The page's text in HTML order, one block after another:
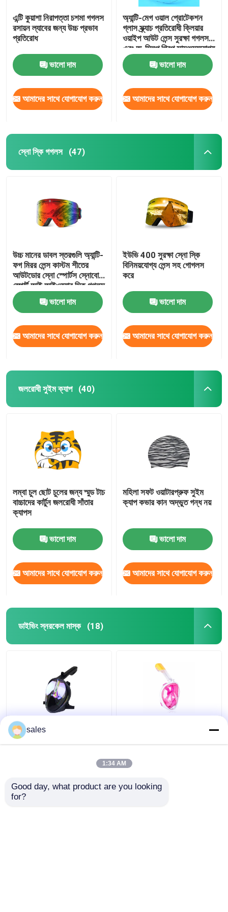
এন্টি কুয়াশা নিরাপত্তা চশমা গগলস
রসায়ন ল্যাবের জন্য উচ্চ প্রভাব
প্রতিরোধ
ভালো দাম
আমাদের সাথে যোগাযোগ করুন
অ্যান্টি-মেগ ওয়াল প্রোটেকশন
গ্লাস স্ক্র্যাচ প্রতিরোধী ক্লিয়ার
ওয়াইপ আউট লেন্স সুরক্ষা গগলস
এবং অ-স্লিপ গ্রিপ সামঞ্জস্যযোগ্য
মন্দির ল্যাব গগলস
ভালো দাম
আমাদের সাথে যোগাযোগ করুন
স্নো স্কি গগলস (47)
উচ্চ মানের ডাবল স্তরগুলি অ্যান্টি-
ফগ মিরর লেন্স কাস্টম শীতের
আউটডোর স্নো স্পোর্টস স্নোবোর্ড
স্পোর্ট আই আইওয়্যার স্কি গগলস
ভালো দাম
আমাদের সাথে যোগাযোগ করুন
ইউভি 400 সুরক্ষা স্নো স্কি
বিনিময়যোগ্য লেন্স সহ গোগলস
করে
ভালো দাম
আমাদের সাথে যোগাযোগ করুন
জলরোধী সুইম ক্যাপ (40)
লম্বা চুল ছোট চুলের জন্য স্মুড টাচ
বাচ্চাদের কার্টুন জলরোধী সাঁতার
ক্যাপস
ভালো দাম
আমাদের সাথে যোগাযোগ করুন
মহিলা সফট ওয়াটারপ্রুফ সুইম
ক্যাপ কভার কান অদ্ভুত গন্ধ নয়
ভালো দাম
আমাদের সাথে যোগাযোগ করুন
ডাইভিং স্নরকেল মাস্ক (18)
সিলিকন 180 ডিগ্রি ফুল ফেস
স্নোরকেল ডাইভিং ব্যবহার করে
sales
1:34 AM
Good day, what product are you looking
for?